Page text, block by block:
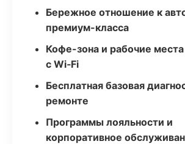
Бережное отношение к
премиум-класса
Кофе-зона и рабочие
с Wi‑Fi
Бесплатная базовая
ремонте
Программы лояльности и
корпоративное